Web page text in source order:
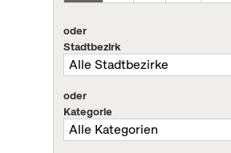
oder
Stadtbezirk
oder
Kategorie